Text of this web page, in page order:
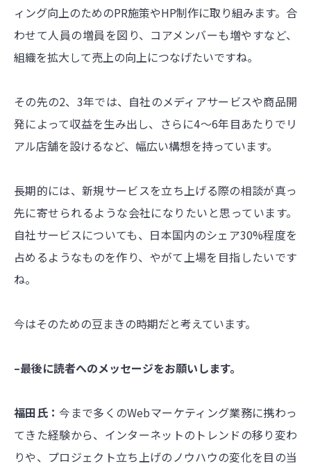
ィング向上のためのPR施策やHP制作に取り組みます。合
わせて人員の増員を図り、コアメンバーも増やすなど、
組織を拡大して売上の向上につなげたいですね。
その先の2、3年では、自社のメディアサービスや商品開
発によって収益を生み出し、さらに4～6年目あたりでリ
アル店舗を設けるなど、幅広い構想を持っています。
長期的には、新規サービスを立ち上げる際の相談が真っ
先に寄せられるような会社になりたいと思っています。
自社サービスについても、日本国内のシェア30%程度を
占めるようなものを作り、やがて上場を目指したいです
ね。
今はそのための豆まきの時期だと考えています。
–最後に読者へのメッセージをお願いします。
福田氏：今まで多くのWebマーケティング業務に携わっ
てきた経験から、インターネットのトレンドの移り変わ
りや、プロジェクト立ち上げのノウハウの変化を目の当